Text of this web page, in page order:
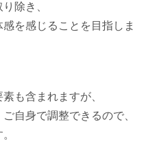
除き、
を感じることを目指しま
も含まれますが、
自身で調整できるので、